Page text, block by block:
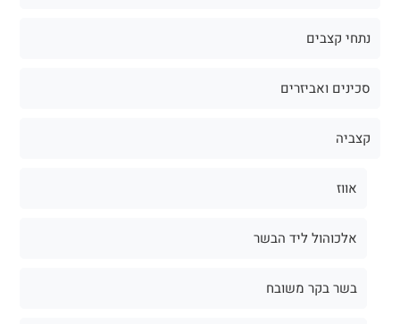
נתחי קצבים
סכינים ואביזרים
קצביה
אווז
אלכוהול ליד הבשר
בשר בקר משובח